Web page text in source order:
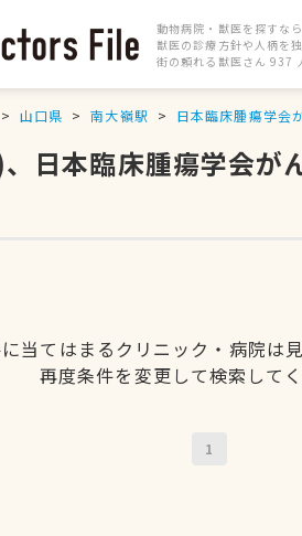
動物病院・獣医を探すな
獣医の診療方針や人柄を
街の頼れる獣医さん 937
山口県 南大嶺駅 日本臨床腫瘍学会
日本臨床腫瘍学会が
当てはまるクリニック・病院は
再度条件を変更して検索してく
1